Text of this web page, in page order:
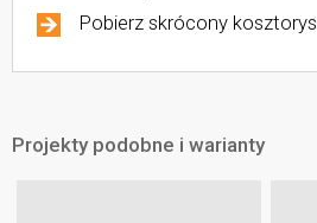
Pobierz skrócony kosztorys
Projekty podobne i warianty